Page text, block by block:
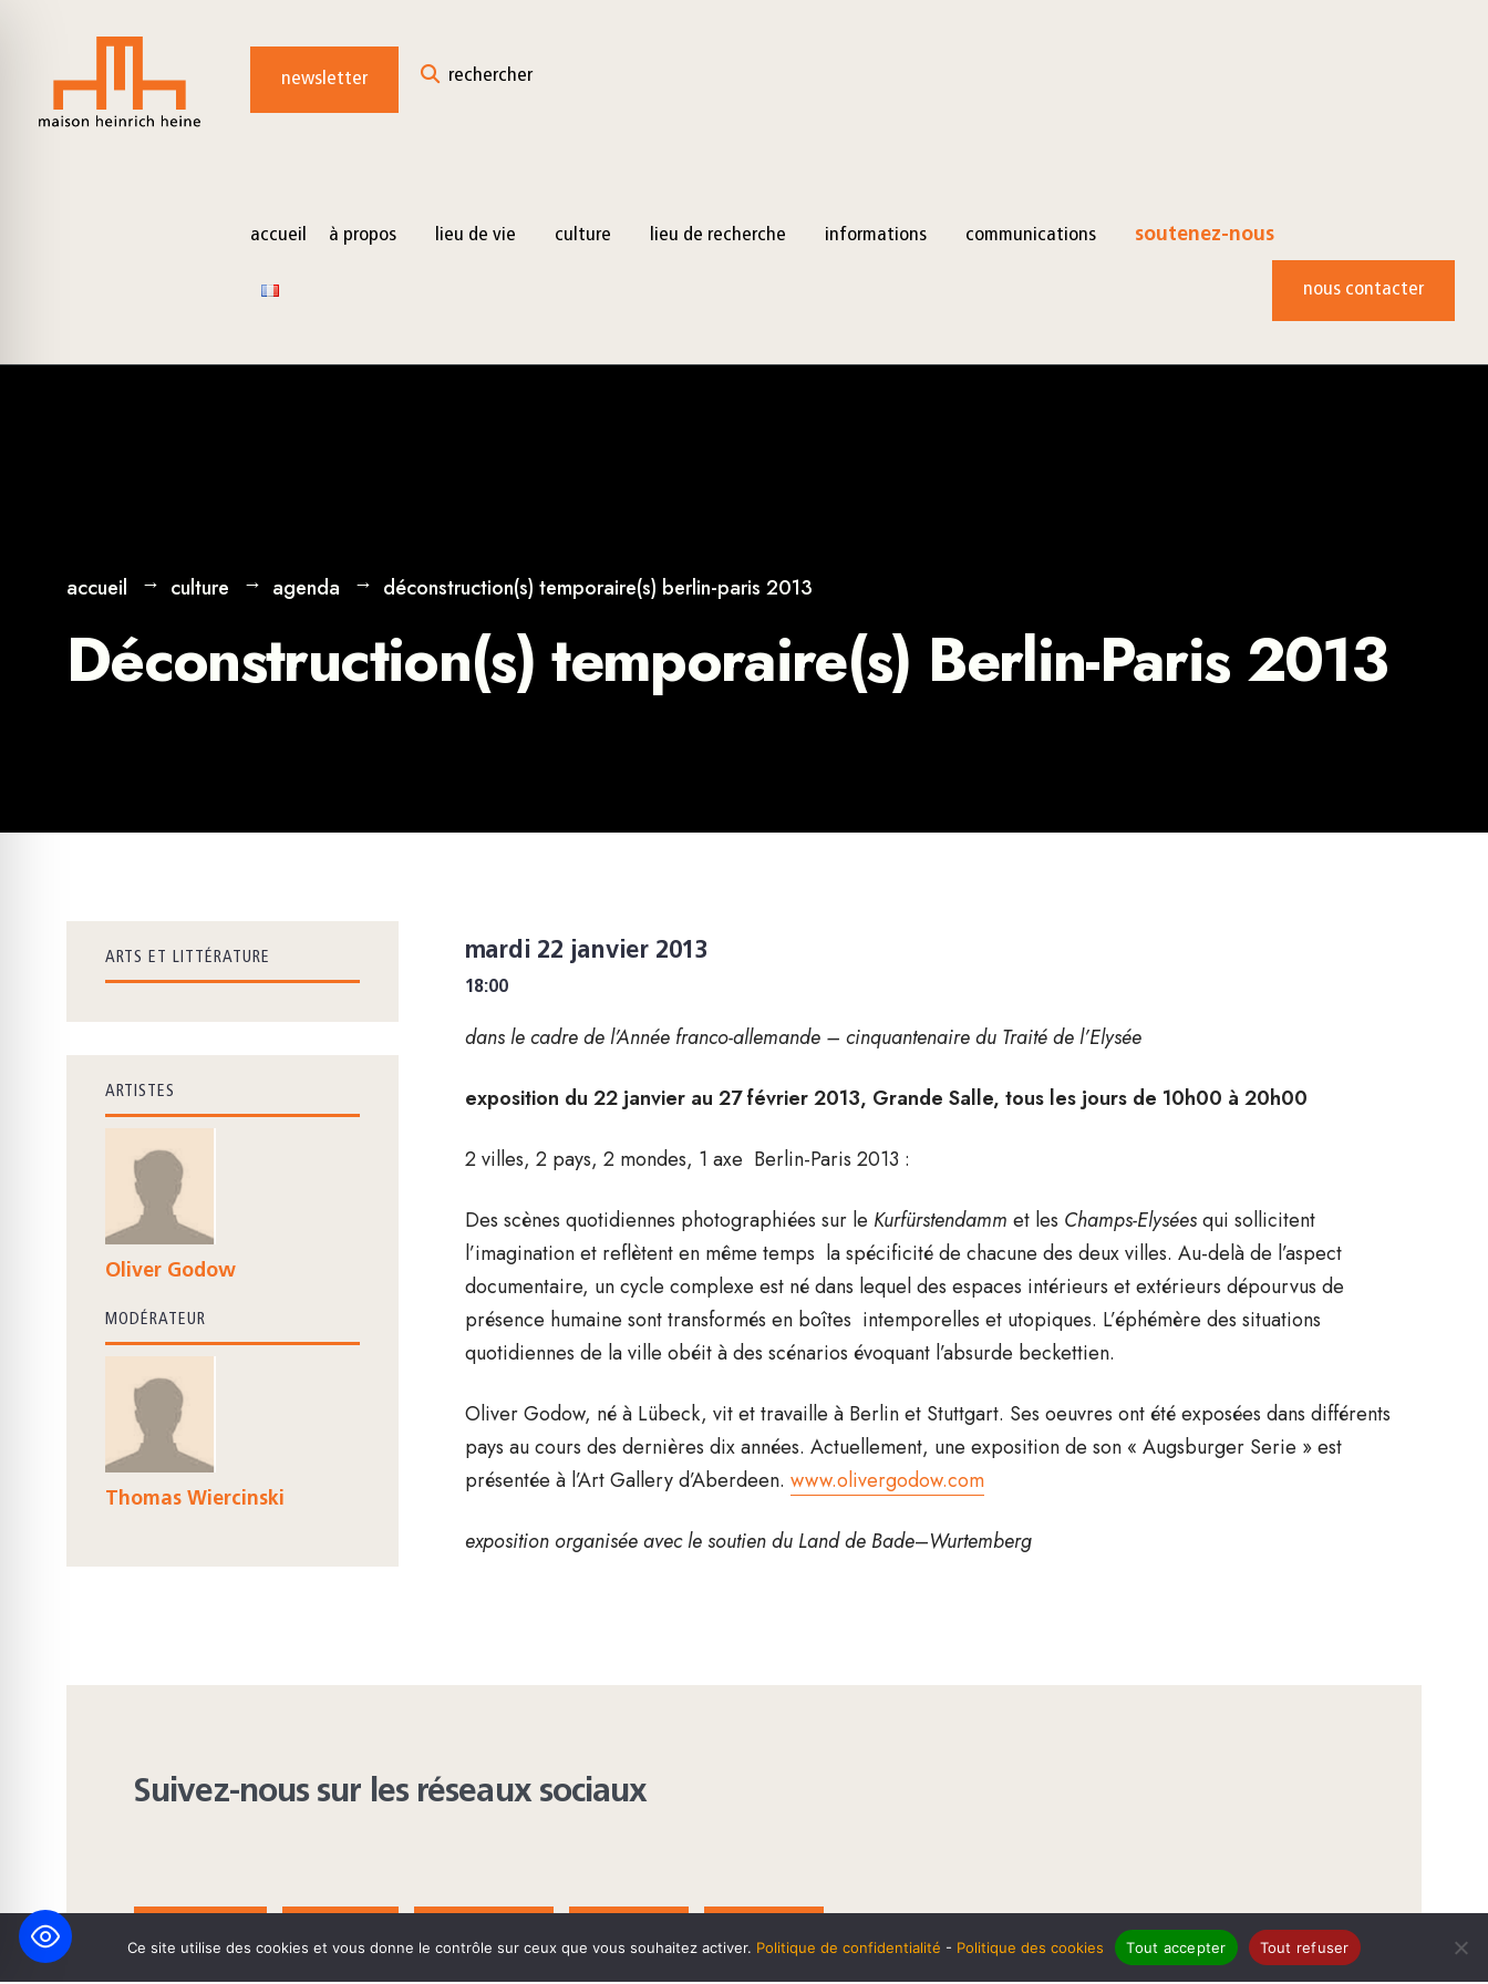
content
newsletter rechercher
accueil à propos lieu de vie culture lieu de recherche informations communications soutenez-nous
nous contacter
accueil culture agenda déconstruction(s) temporaire(s) berlin-paris 2013
Déconstruction(s) temporaire(s) Berlin-Paris 2013
mardi 22 janvier 2013
18:00
dans le cadre de l’Année franco-allemande – cinquantenaire du Traité de l’Elysée
exposition du 22 janvier au 27 février 2013, Grande Salle, tous les jours de 10h00 à 20h00
2 villes, 2 pays, 2 mondes, 1 axe Berlin-Paris 2013 :
Des scènes quotidiennes photographiées sur le Kurfürstendamm et les Champs-Elyséesqui sollicitent
l’imagination et reflètent en même temps la spécificité de chacune des deux villes. Au-delà de l’aspect
documentaire, un cycle complexe est né dans lequel des espaces intérieurs et extérieurs dépourvus de
présence humaine sont transformés en boîtes intemporelles et utopiques. L’éphémère des situations
quotidiennes de la ville obéit à des scénarios évoquant l’absurde beckettien.
Oliver Godow, né à Lübeck, vit et travaille à Berlin et Stuttgart. Ses oeuvres ont été exposées dans différents
pays au cours des dernières dix années. Actuellement, une exposition de son « Augsburger Serie » est
présentée à l’Art Gallery d’Aberdeen. www.olivergodow.com
exposition organisée avec le soutien du Land de Bade–Wurtemberg
ARTS ET LITTÉRATURE
ARTISTES
Oliver Godow
MODÉRATEUR
Thomas Wiercinski
Suivez-nous sur les réseaux sociaux
Ce site utilise des cookies et vous donne le contrôle sur ceux que vous souhaitez activer. Politique de confidentialité - Politique des cookies Tout accepter Tout refuser